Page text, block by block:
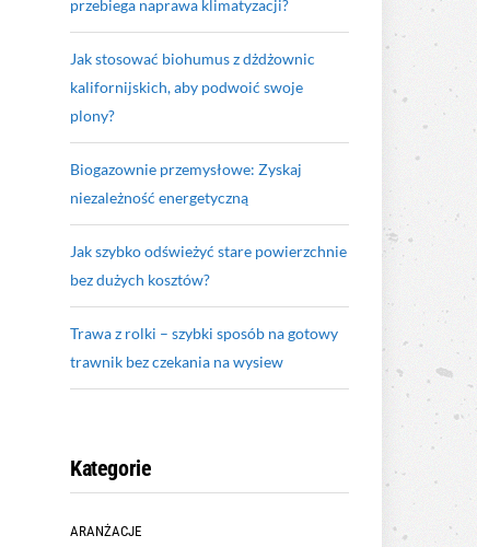
przebiega naprawa klimatyzacji?
Jak stosować biohumus z dżdżownic
kalifornijskich, aby podwoić swoje
plony?
Biogazownie przemysłowe: Zyskaj
niezależność energetyczną
Jak szybko odświeżyć stare powierzchnie
bez dużych kosztów?
Trawa z rolki – szybki sposób na gotowy
trawnik bez czekania na wysiew
Kategorie
ARANŻACJE